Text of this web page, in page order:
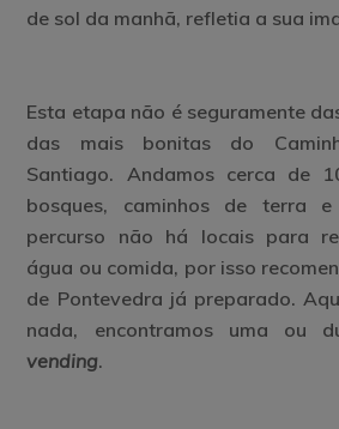
de sol da manhã, refletia a sua
Esta etapa não é seguramente
das mais bonitas do
Santiago. Andamos cerca de
bosques, caminhos de terra e
percurso não há locais para
água ou comida, por isso
de Pontevedra já preparado.
nada, encontramos uma ou
vending.